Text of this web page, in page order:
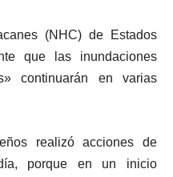
(NHC) de Estados
que las inundaciones
continuarán en varias
realizó acciones de
porque en un inicio